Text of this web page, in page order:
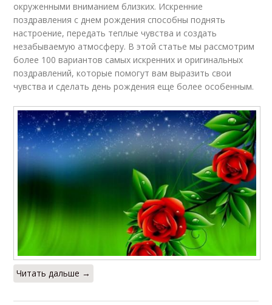
окруженными вниманием близких. Искренние
поздравления с днем рождения способны поднять
настроение, передать теплые чувства и создать
незабываемую атмосферу. В этой статье мы рассмотрим
более 100 вариантов самых искренних и оригинальных
поздравлений, которые помогут вам выразить свои
чувства и сделать день рождения еще более особенным.
Читать дальше →